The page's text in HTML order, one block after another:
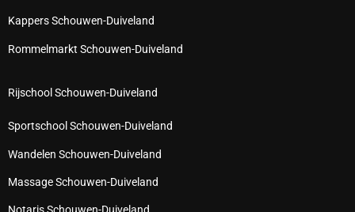
Kappers Schouwen-Duiveland
Rommelmarkt Schouwen-Duiveland
Rijschool Schouwen-Duiveland
Sportschool Schouwen-Duiveland
Wandelen Schouwen-Duiveland
Massage Schouwen-Duiveland